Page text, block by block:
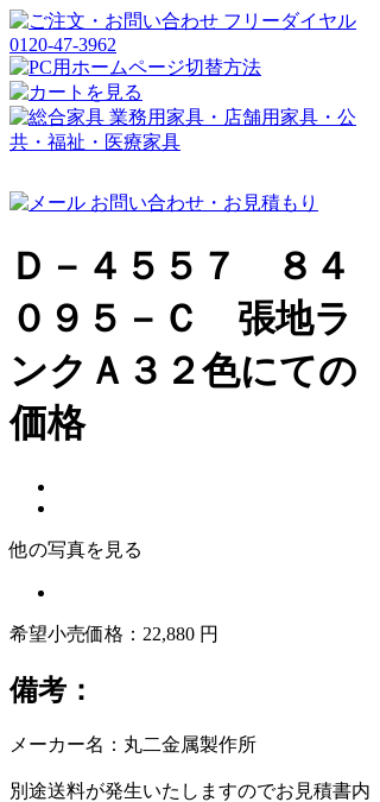
Ｄ－４５５７ ８４
０９５－Ｃ 張地ラ
ンクＡ３２色にての
価格
他の写真を見る
希望小売価格：22,880 円
備考：
メーカー名：丸二金属製作所
別途送料が発生いたしますのでお見積書内